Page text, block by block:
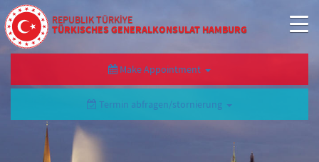
REPUBLIK TÜRKİYE
TÜRKISCHES GENERALKONSULAT HAMBURG
Make Appointment
Termin abfragen/stornierung